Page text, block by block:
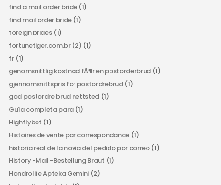
find a mail order bride(1)
find mail order bride (1)
foreign brides(1)
fortunetiger.com.br (2) (1)
fr(1)
genomsnittlig kostnad fÃ¶r en postorderbrud(1)
gjennomsnittspris for postordrebrud(1)
god postordre brud nettsted (1)
Guía completa para (1)
Highflybet (1)
Histoires de vente par correspondance(1)
historia real de la novia del pedido por correo(1)
History -Mail -Bestellung Braut (1)
Hondrolife Apteka Gemini (2)